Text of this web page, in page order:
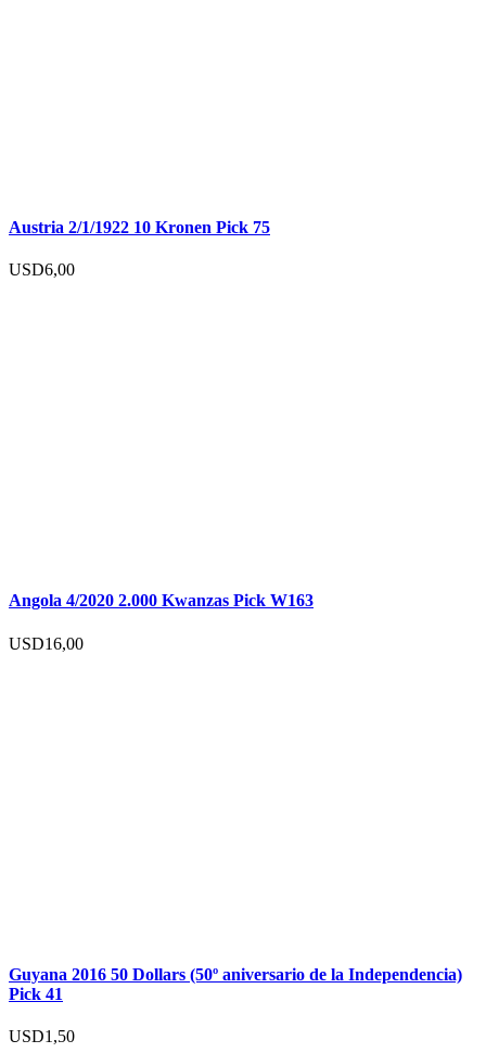
Austria 2/1/1922 10 Kronen Pick 75
USD6,00
Angola 4/2020 2.000 Kwanzas Pick W163
USD16,00
Guyana 2016 50 Dollars (50º aniversario de la Independencia)
Pick 41
USD1,50